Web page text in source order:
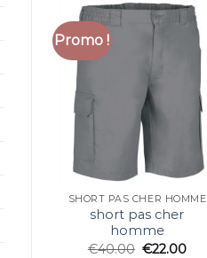
Promo !
SHORT PAS CHER HOMME
short pas cher
homme
€40.00 €22.00